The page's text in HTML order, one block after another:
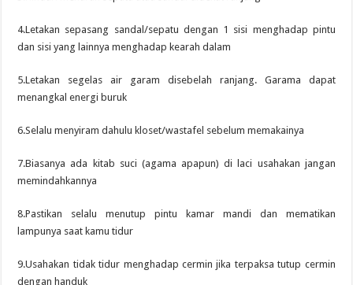
4.Letakan sepasang sandal/sepatu dengan 1 sisi menghadap pintu
dan sisi yang lainnya menghadap kearah dalam
5.Letakan segelas air garam disebelah ranjang. Garama dapat
menangkal energi buruk
6.Selalu menyiram dahulu kloset/wastafel sebelum memakainya
7.Biasanya ada kitab suci (agama apapun) di laci usahakan jangan
memindahkannya
8.Pastikan selalu menutup pintu kamar mandi dan mematikan
lampunya saat kamu tidur
9.Usahakan tidak tidur menghadap cermin jika terpaksa tutup cermin
dengan handuk